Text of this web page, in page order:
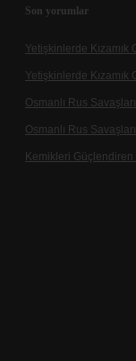
Son yorumlar
Yetişkinlerde Kızamık
Yetişkinlerde Kızamık
Osmanlı Rus
Osmanlı Rus
Kemikleri